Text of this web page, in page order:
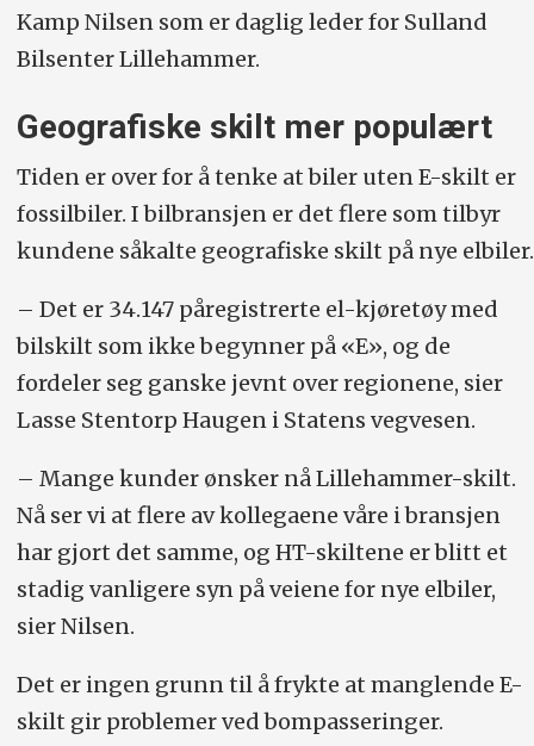
Kamp Nilsen som er daglig leder for Sulland
Bilsenter Lillehammer.
Geografiske skilt mer populært
Tiden er over for å tenke at biler uten E-skilt er
fossilbiler. I bilbransjen er det flere som tilbyr
kundene såkalte geografiske skilt på nye elbiler.
– Det er 34.147 påregistrerte el-kjøretøy med
bilskilt som ikke begynner på «E», og de
fordeler seg ganske jevnt over regionene, sier
Lasse Stentorp Haugen i Statens vegvesen.
– Mange kunder ønsker nå Lillehammer-skilt.
Nå ser vi at flere av kollegaene våre i bransjen
har gjort det samme, og HT-skiltene er blitt et
stadig vanligere syn på veiene for nye elbiler,
sier Nilsen.
Det er ingen grunn til å frykte at manglende E-
skilt gir problemer ved bompasseringer.